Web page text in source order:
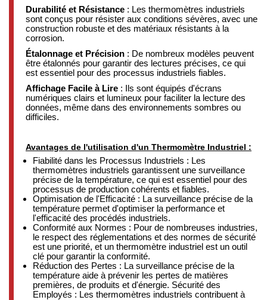
Durabilité et Résistance : Les thermomètres industriels
sont conçus pour résister aux conditions sévères, avec une
construction robuste et des matériaux résistants à la
corrosion.
Étalonnage et Précision : De nombreux modèles peuvent
être étalonnés pour garantir des lectures précises, ce qui
est essentiel pour des processus industriels fiables.
Affichage Facile à Lire : Ils sont équipés d'écrans
numériques clairs et lumineux pour faciliter la lecture des
données, même dans des environnements sombres ou
difficiles.
Avantages de l'utilisation d'un Thermomètre Industriel :
Fiabilité dans les Processus Industriels : Les
thermomètres industriels garantissent une surveillance
précise de la température, ce qui est essentiel pour des
processus de production cohérents et fiables.
Optimisation de l'Efficacité : La surveillance précise de la
température permet d'optimiser la performance et
l'efficacité des procédés industriels.
Conformité aux Normes : Pour de nombreuses industries,
le respect des réglementations et des normes de sécurité
est une priorité, et un thermomètre industriel est un outil
clé pour garantir la conformité.
Réduction des Pertes : La surveillance précise de la
température aide à prévenir les pertes de matières
premières, de produits et d'énergie. Sécurité des
Employés : Les thermomètres industriels contribuent à